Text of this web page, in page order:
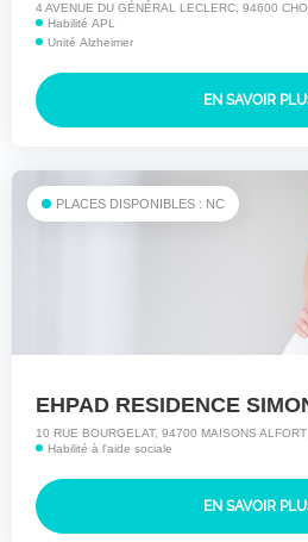
4 AVENUE DU GÉNÉRAL LECLERC, 94600
Habilité APL
Unité Alzheimer
EN SAVOIR
PLACES DISPONIBLES : NC
EHPAD RESIDENCE
10 RUE BOURGELAT, 94700 MAISONS
Habilité à l'aide sociale
EN SAVOIR